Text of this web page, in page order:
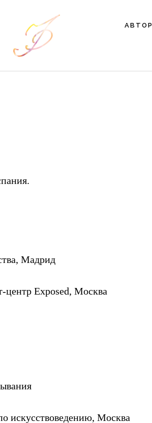
АВТОР
Мадрид
центр Exposed, Москва
искусствоведению, Москва